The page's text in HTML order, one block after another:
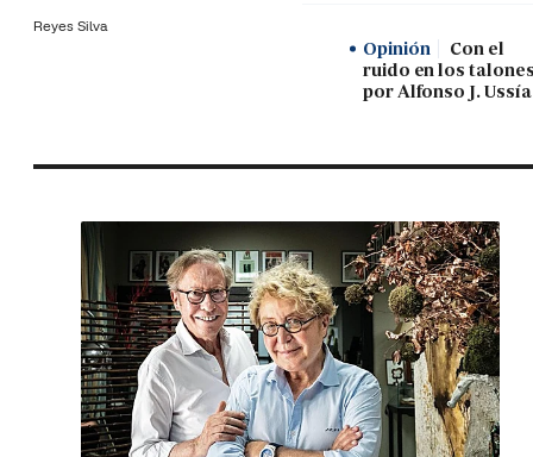
Reyes Silva
Opinión
Con el
ruido en los
por Alfonso J. Ussía